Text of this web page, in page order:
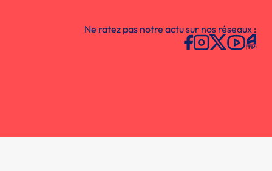
Ne ratez pas notre actu sur nos réseaux :